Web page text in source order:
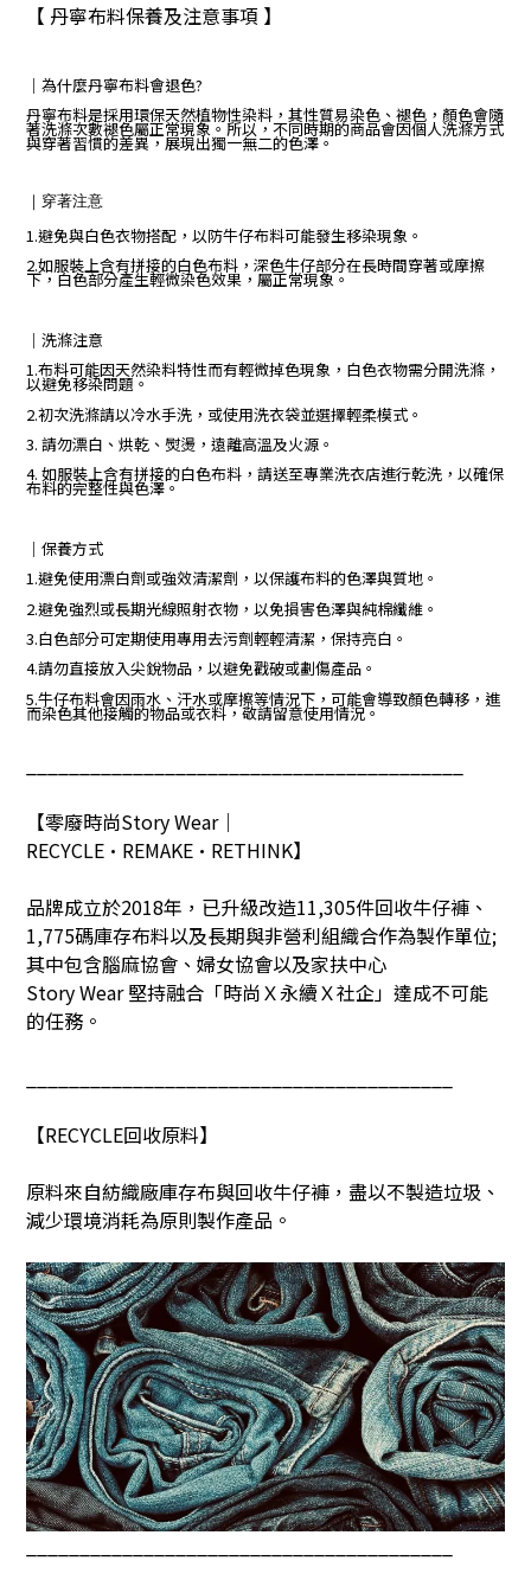
【 丹寧布料保養及注意事項 】
｜ 為什麼丹寧布料會退色?
丹寧布料是採用環保天然植物性染料，其性質易染色、褪色，顏色會隨
著洗滌次數褪色屬正常現象。所以，不同時期的商品會因個人洗滌方式
與穿著習慣的差異，展現出獨一無二的色澤。
｜ 穿著注意
1.避免與白色衣物搭配，以防牛仔布料可能發生移染現象。
2.如服裝上含有拼接的白色布料，深色牛仔部分在長時間穿著或摩擦
下，白色部分產生輕微染色效果，屬正常現象。
｜ 洗滌注意
1.布料可能因天然染料特性而有輕微掉色現象，白色衣物需分開洗滌，
以避免移染問題。
2.初次洗滌請以冷水手洗，或使用洗衣袋並選擇輕柔模式。
3. 請勿漂白、烘乾、熨燙，遠離高溫及火源。
4. 如服裝上含有拼接的白色布料，請送至專業洗衣店進行乾洗，以確保
布料的完整性與色澤。
｜保養方式
1.避免使用漂白劑或強效清潔劑，以保護布料的色澤與質地。
2.避免強烈或長期光線照射衣物，以免損害色澤與純棉纖維。
3.白色部分可定期使用專用去污劑輕輕清潔，保持亮白。
4.請勿直接放入尖銳物品，以避免戳破或劃傷產品。
5.牛仔布料會因雨水、汗水或摩擦等情況下，可能會導致顏色轉移，進
而染色其他接觸的物品或衣料，敬請留意使用情況。
【零廢時尚Story Wear｜
RECYCLE•REMAKE•RETHINK】
品牌成立於2018年，已升級改造11,305件回收牛仔褲、
1,775碼庫存布料以及長期與非營利組織合作為製作單位;
其中包含腦麻協會、婦女協會以及家扶中心
Story Wear堅持融合「時尚Ｘ永續Ｘ社企」達成不可能
的任務。
【RECYCLE回收原料】
原料來自紡織廠庫存布與回收牛仔褲，盡以不製造垃圾、
減少環境消耗為原則製作產品。